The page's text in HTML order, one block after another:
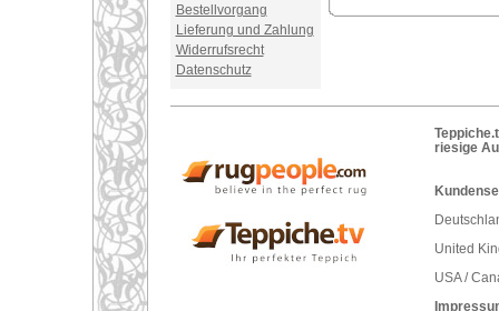
Bestellvorgang
Lieferung und Zahlung
Widerrufsrecht
Datenschutz
riesige
United
USA /